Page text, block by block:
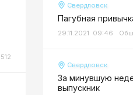
512
Свердловск
Пагубная
29.11.2021 09:46
Свердловск
За минувшую
выпускник